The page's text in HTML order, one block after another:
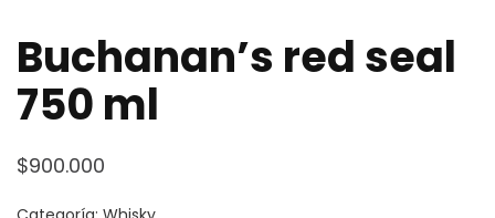
Buchanan’s red seal
750 ml
$900.000